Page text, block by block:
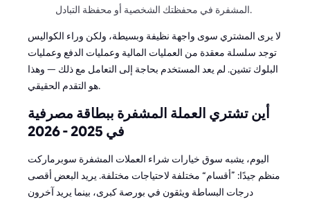
المشفرة في محفظتك الشخصية أو محفظة التبادل.
لا يرى المشتري سوى واجهة نظيفة وبسيطة، ولكن وراء الكواليس
توجد سلسلة معقدة من العمليات المالية وعمليات الدفع وعمليات
البلوك تشين. لم يعد المستخدم بحاجة إلى التعامل مع ذلك — وهذا
هو التقدم الحقيقي.
أين تشتري العملة المشفرة ببطاقة مصرفية
في 2025 - 2026
اليوم، يشبه سوق خيارات شراء العملات المشفرة سوبرماركت
منظم جيدًا: ”أقسام“ مختلفة لاحتياجات مختلفة. يريد البعض أقصى
درجات البساطة ويثقون في بورصة كبرى، بينما يريد آخرون